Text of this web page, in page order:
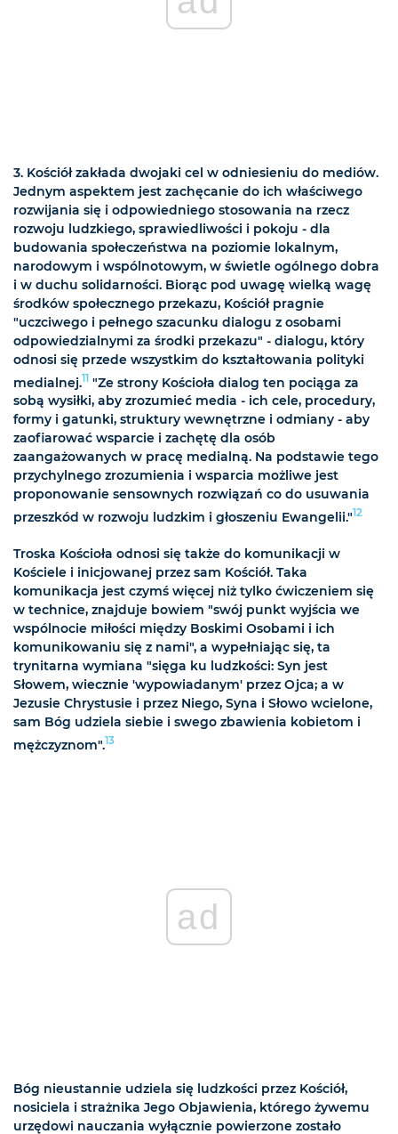
3. Kościół zakłada dwojaki cel w odniesieniu do mediów.
Jednym aspektem jest zachęcanie do ich właściwego
rozwijania się i odpowiedniego stosowania na rzecz
rozwoju ludzkiego, sprawiedliwości i pokoju - dla
budowania społeczeństwa na poziomie lokalnym,
narodowym i wspólnotowym, w świetle ogólnego dobra
i w duchu solidarności. Biorąc pod uwagę wielką wagę
środków społecznego przekazu, Kościół pragnie
"uczciwego i pełnego szacunku dialogu z osobami
odpowiedzialnymi za środki przekazu" - dialogu, który
odnosi się przede wszystkim do kształtowania polityki
medialnej.11 "Ze strony Kościoła dialog ten pociąga za
sobą wysiłki, aby zrozumieć media - ich cele, procedury,
formy i gatunki, struktury wewnętrzne i odmiany - aby
zaofiarować wsparcie i zachętę dla osób
zaangażowanych w pracę medialną. Na podstawie tego
przychylnego zrozumienia i wsparcia możliwe jest
proponowanie sensownych rozwiązań co do usuwania
przeszkód w rozwoju ludzkim i głoszeniu Ewangelii."12
Troska Kościoła odnosi się także do komunikacji w
Kościele i inicjowanej przez sam Kościół. Taka
komunikacja jest czymś więcej niż tylko ćwiczeniem się
w technice, znajduje bowiem "swój punkt wyjścia we
wspólnocie miłości między Boskimi Osobami i ich
komunikowaniu się z nami", a wypełniając się, ta
trynitarna wymiana "sięga ku ludzkości: Syn jest
Słowem, wiecznie 'wypowiadanym' przez Ojca; a w
Jezusie Chrystusie i przez Niego, Syna i Słowo wcielone,
sam Bóg udziela siebie i swego zbawienia kobietom i
mężczyznom".13
ad
Bóg nieustannie udziela się ludzkości przez Kościół,
nosiciela i strażnika Jego Objawienia, którego żywemu
urzędowi nauczania wyłącznie powierzone zostało